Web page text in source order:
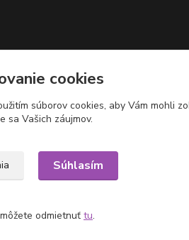
cookies
súborov cookies, aby Vám mohli
sa Vašich záujmov.
Súhlasím
odmietnuť tu.